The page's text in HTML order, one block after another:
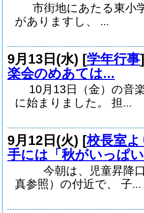
市街地にあたる東小
がありますし、 ...
9月13日(水) [学年行事
楽会のめあては...
10月13日（金）の音
に始まりました。 担...
9月12日(火) [校長室よ
手には「秋がいっぱ
今朝は、児童昇降口
真参照）の付近で、 子...